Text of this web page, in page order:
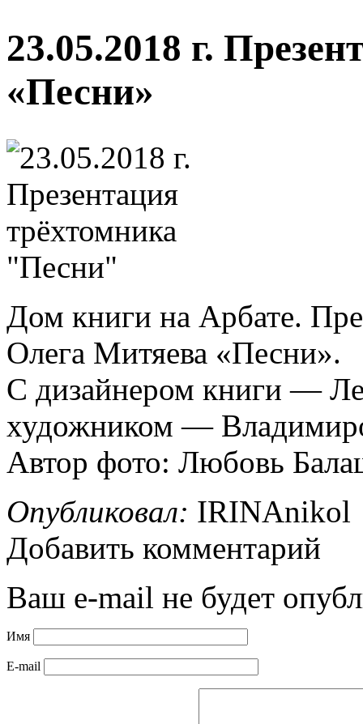
23.05.2018 г.
«Песни»
Дом книги на Арбате.
Олега Митяева «Песни».
С дизайнером книги —
художником —
Автор фото: Любовь
Опубликовал: IRINAnikol
Добавить комментарий
Ваш e-mail не будет
Имя
E-mail